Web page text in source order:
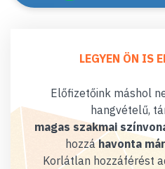
LEGYEN ÖN IS
Előfizetőink máshol
hangvételű,
magas szakmai
hozzáhavonta
Korlátlan hozzáférést